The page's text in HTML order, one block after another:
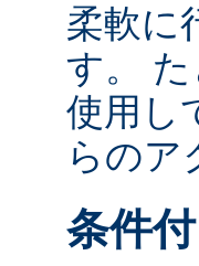
柔軟に
す。
使用し
らのア
条件